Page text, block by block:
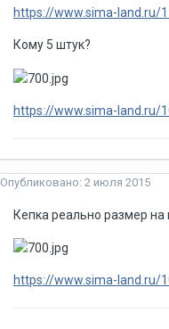
https://www.sima-land.ru/
Кому 5 штук?
https://www.sima-land.ru/
Опубликовано: 2 июля 2015
Кепка реально размер на
https://www.sima-land.ru/